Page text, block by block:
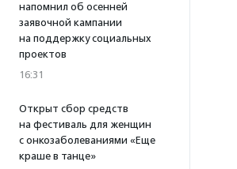
напомнил об осенней
заявочной кампании
на поддержку социальных
проектов
16:31
Открыт сбор средств
на фестиваль для женщин
с онкозаболеваниями «Еще
краше в танце»